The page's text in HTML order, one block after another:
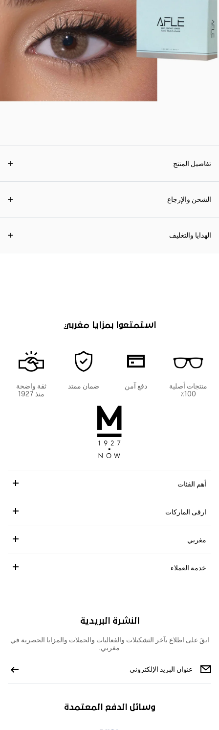
تفاصيل المنتج
الشحن والإرجاع
الهدايا والتغليف
استمتعوا بمزايا مغربي
منتجات أصلية
100٪
دفع آمن ضمان ممتد
ثقة واضحة
منذ 1927
أهم الفئات
ارقى الماركات
مغربي
خدمة العملاء
النشرة البريدية
ابقَ على اطلاع بآخر التشكيلات والفعاليات والحملات والمزايا الحصرية في
مغربي.
وسائل الدفع المعتمدة